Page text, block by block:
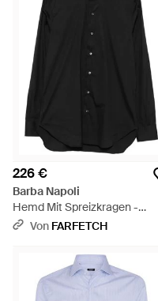
226 €
Barba Napoli
Hemd Mit Spreizkragen -
Schwarz
Von FARFETCH